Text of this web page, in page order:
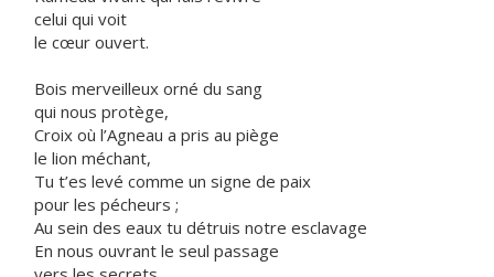
celui qui voit
le cœur ouvert.
Bois merveilleux orné du sang
qui nous protège,
Croix où l’Agneau a pris au piège
le lion méchant,
Tu t’es levé comme un signe de paix
pour les pécheurs ;
Au sein des eaux tu détruis notre esclavage
En nous ouvrant le seul passage